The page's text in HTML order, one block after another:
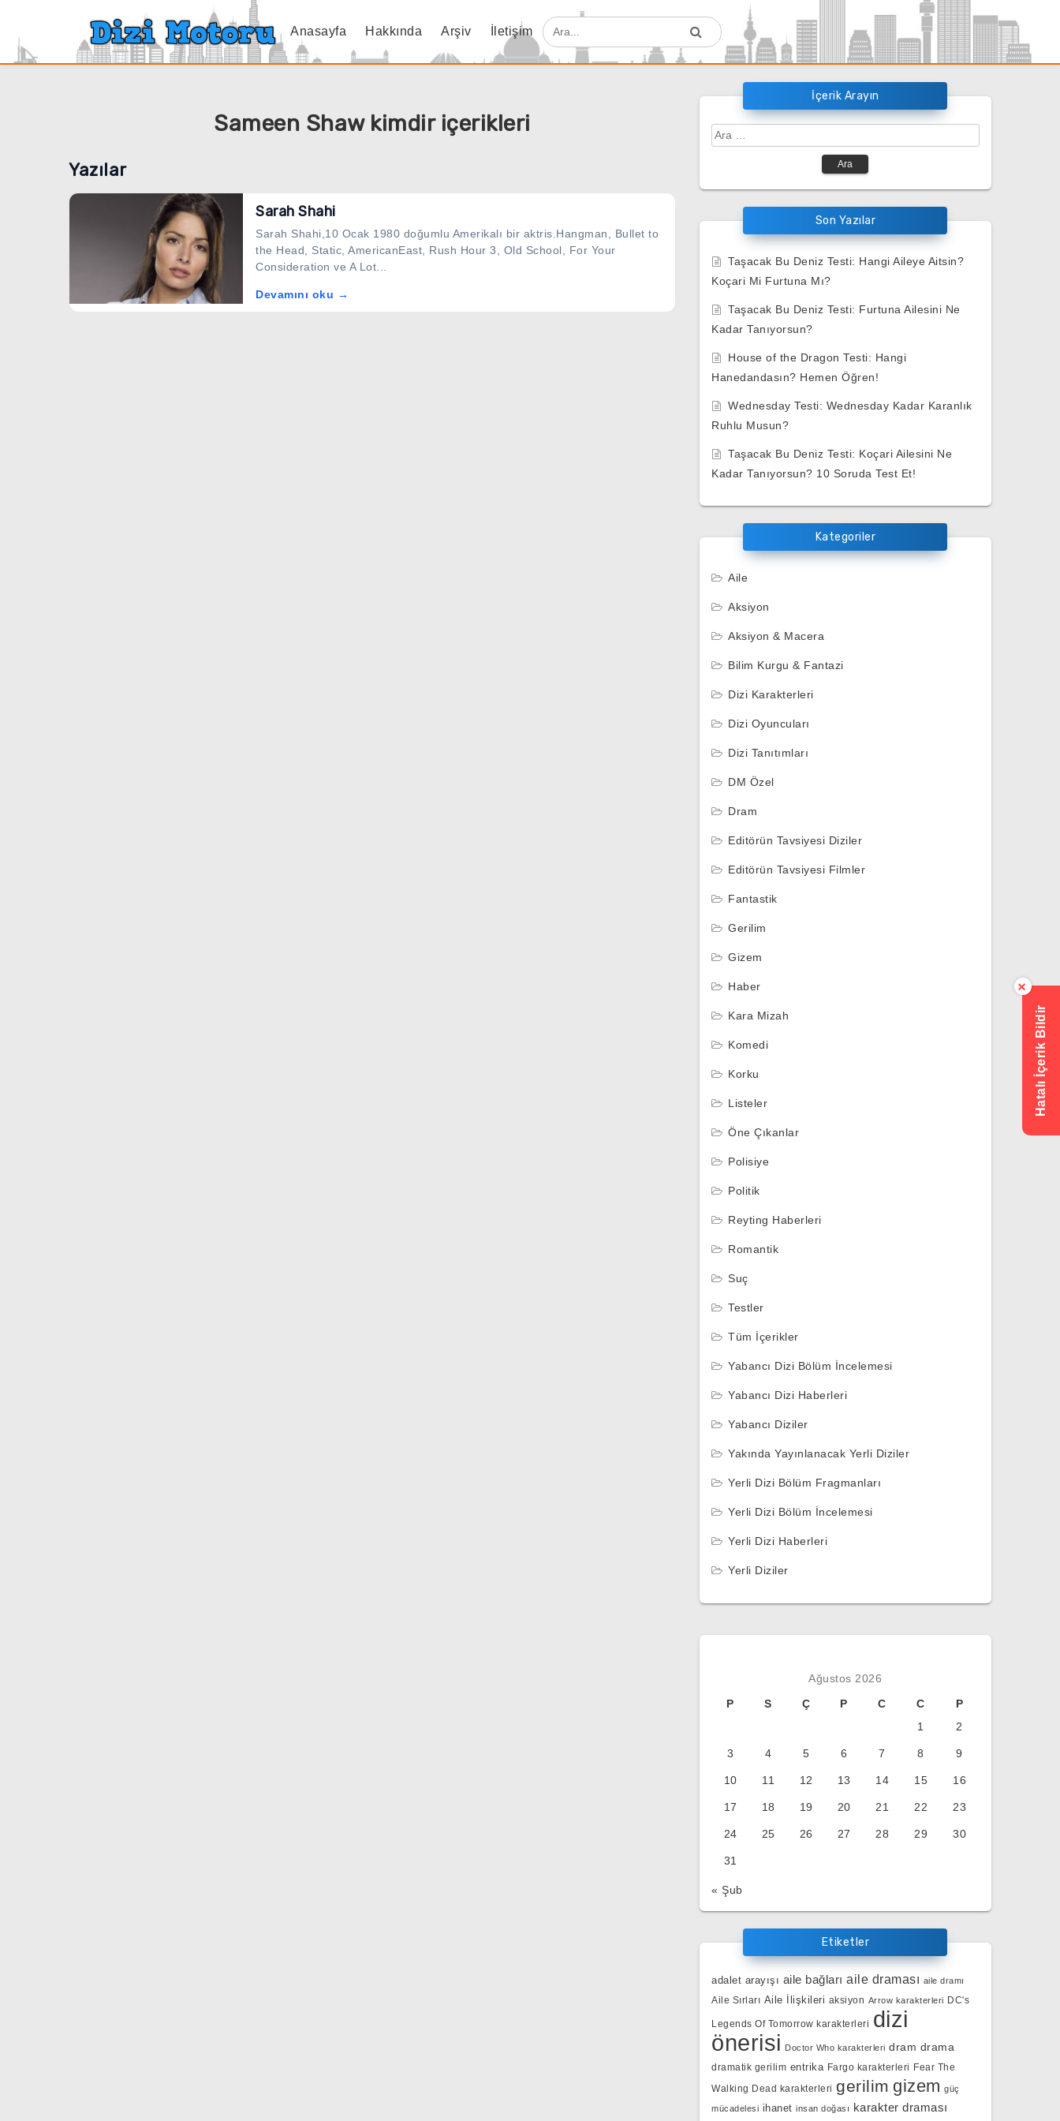
Anasayfa Hakkında Arşiv İletişim
Sameen Shaw kimdir içerikleri
Yazılar
Sarah Shahi
Sarah Shahi,10 Ocak 1980 doğumlu Amerikalı bir aktris.Hangman, Bullet to
the Head, Static, AmericanEast, Rush Hour 3, Old School, For Your
Consideration ve A Lot...
Devamını oku →
İçerik Arayın
Arama:
Son Yazılar
Taşacak Bu Deniz Testi: Hangi Aileye Aitsin?
Koçari Mi Furtuna Mı?
Taşacak Bu Deniz Testi: Furtuna Ailesini Ne
Kadar Tanıyorsun?
House of the Dragon Testi: Hangi
Hanedandasın? Hemen Öğren!
Wednesday Testi: Wednesday Kadar Karanlık
Ruhlu Musun?
Taşacak Bu Deniz Testi: Koçari Ailesini Ne
Kadar Tanıyorsun? 10 Soruda Test Et!
Kategoriler
Aile
Aksiyon
Aksiyon & Macera
Bilim Kurgu & Fantazi
Dizi Karakterleri
Dizi Oyuncuları
Dizi Tanıtımları
DM Özel
Dram
Editörün Tavsiyesi Diziler
Editörün Tavsiyesi Filmler
Fantastik
Gerilim
Gizem
Haber
Kara Mizah
Komedi
Korku
Listeler
Öne Çıkanlar
Polisiye
Politik
Reyting Haberleri
Romantik
Suç
Testler
Tüm İçerikler
Yabancı Dizi Bölüm İncelemesi
Yabancı Dizi Haberleri
Yabancı Diziler
Yakında Yayınlanacak Yerli Diziler
Yerli Dizi Bölüm Fragmanları
Yerli Dizi Bölüm İncelemesi
Yerli Dizi Haberleri
Yerli Diziler
Ağustos 2026
P
S Ç P C C
P
1
2
3 4 5 6 7 8 9
10 11 12 13 14 15 16
17 18 19 20 21 22 23
24 25 26 27 28 29 30
31
« Şub
Etiketler
adalet arayışı aile bağları aile draması aile dramı
Aile Sırları Aile İlişkileri aksiyon Arrow karakterleri DC's
Legends Of Tomorrow karakterleri dizi
önerisi Doctor Who karakterleri dram drama
dramatik gerilim entrika Fargo karakterleri Fear The
Walking Dead karakterleri gerilim gizem güç
mücadelesi ihanet insan doğası karakter draması
Hatalı İçerik Bildir
×